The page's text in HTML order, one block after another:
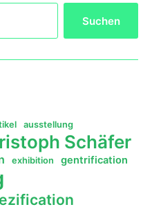
ausstellung
Schäfer
exhibition gentrification